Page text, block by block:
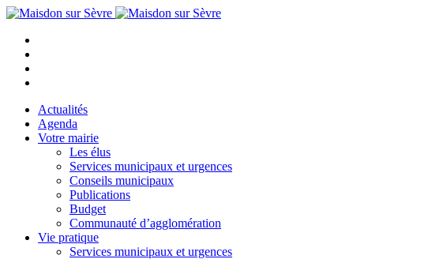
Actualités
Agenda
Votre mairie
Les élus
Services municipaux et urgences
Conseils municipaux
Publications
Budget
Communauté d’agglomération
Vie pratique
Services municipaux et urgences